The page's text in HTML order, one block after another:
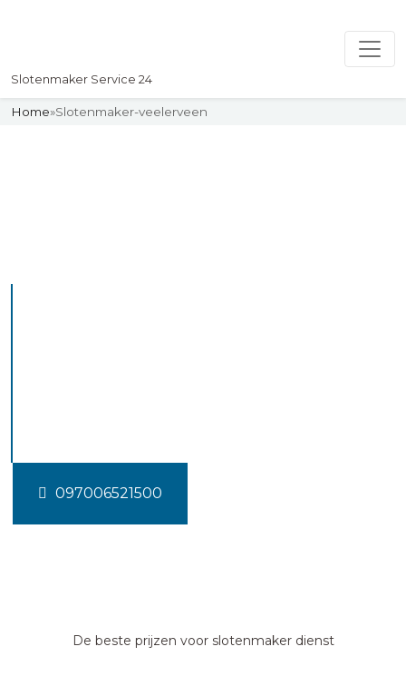
Slotenmaker Service 24
Home»Slotenmaker-veelerveen
097006521500
De beste prijzen voor slotenmaker dienst